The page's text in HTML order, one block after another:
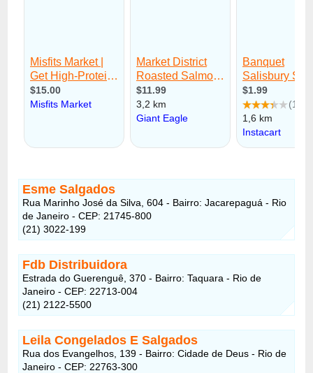
Esme Salgados
Rua Marinho José da Silva, 604 - Bairro: Jacarepaguá - Rio
de Janeiro - CEP: 21745-800
(21) 3022-199
Fdb Distribuidora
Estrada do Guerenguê, 370 - Bairro:Taquara - Rio de
Janeiro - CEP: 22713-004
(21) 2122-5500
Leila Congelados E Salgados
Rua dos Evangelhos, 139 - Bairro:Cidade de Deus - Rio de
Janeiro - CEP: 22763-300